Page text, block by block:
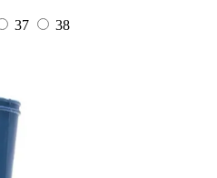
37
38